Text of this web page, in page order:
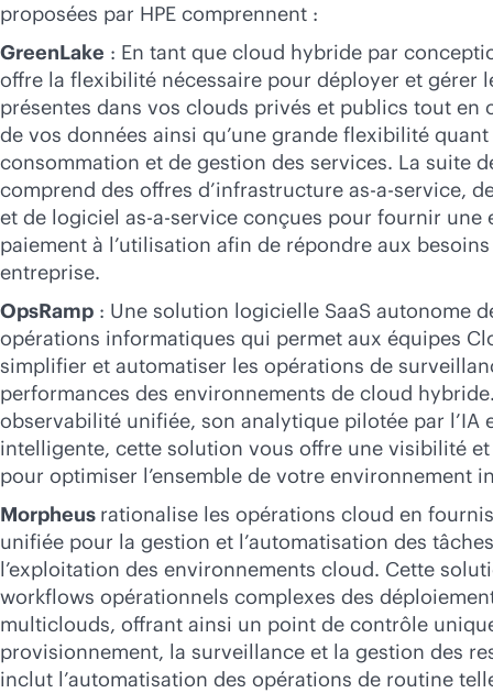
proposées par HPE comprennent :
GreenLake : En tant que cloud hybride par
offre la flexibilité nécessaire pour déployer et gérer
présentes dans vos clouds privés et publics tout en
de vos données ainsi qu’une grande flexibilité
consommation et de gestion des services. La suite
comprend des offres d’infrastructure as-a-service,
et de logiciel as-a-service conçues pour fournir une
paiement à l’utilisation afin de répondre aux
entreprise.
OpsRamp : Une solution logicielle SaaS autonome
opérations informatiques qui permet aux équipes
simplifier et automatiser les opérations de
performances des environnements de cloud
observabilité unifiée, son analytique pilotée par l’IA
intelligente, cette solution vous offre une visibilité
pour optimiser l’ensemble de votre environnement
Morpheus rationalise les opérations cloud en
unifiée pour la gestion et l’automatisation des
l’exploitation des environnements cloud. Cette
workflows opérationnels complexes des
multiclouds, offrant ainsi un point de contrôle
provisionnement, la surveillance et la gestion des
inclut l’automatisation des opérations de routine